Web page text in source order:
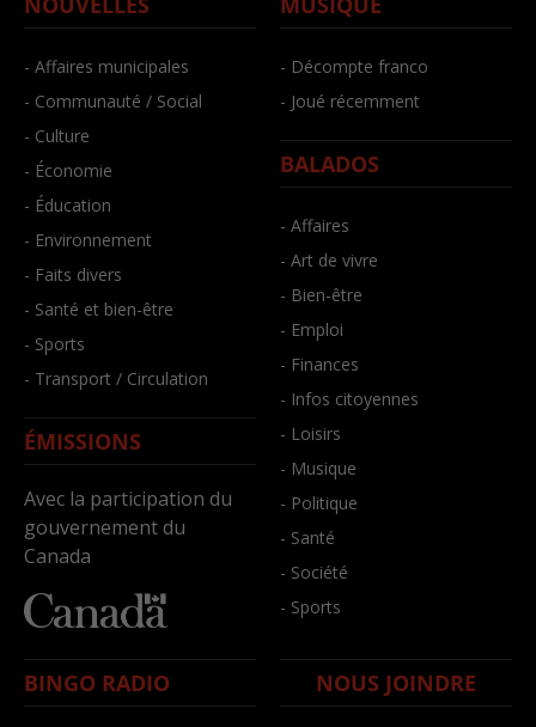
- Affaires municipales
- Communauté / Social
- Culture
- Économie
- Éducation
- Environnement
- Faits divers
- Santé et bien-être
- Sports
- Transport / Circulation
ÉMISSIONS
Avec la participation du
gouvernement du
Canada
- Décompte franco
- Joué récemment
BALADOS
- Affaires
- Art de vivre
- Bien-être
- Emploi
- Finances
- Infos citoyennes
- Loisirs
- Musique
- Politique
- Santé
- Société
- Sports
BINGO RADIO NOUS JOINDRE